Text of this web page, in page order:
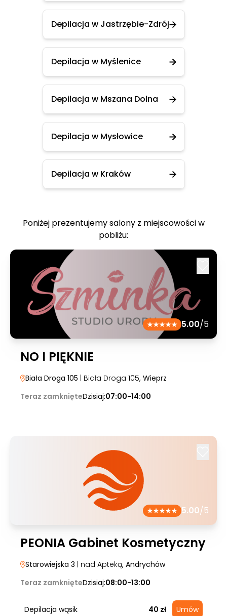
Depilacja w Jastrzębie-Zdrój
Depilacja w Myślenice
Depilacja w Mszana Dolna
Depilacja w Mysłowice
Depilacja w Kraków
Poniżej prezentujemy salony z miejscowości w
pobliżu:
5.00/5
NO I PIĘKNIE
Biała Droga 105 | Biała Droga 105, Wieprz
Teraz zamknięteDzisiaj:07:00-14:00
5.00/5
PEONIA Gabinet Kosmetyczny
Starowiejska 3 | nad Apteką, Andrychów
Teraz zamknięteDzisiaj:08:00-13:00
Depilacja wąsik 40 zł Umów